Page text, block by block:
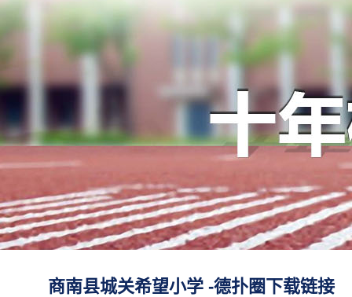
商南县城关希望小学 -德扑圈下载链接